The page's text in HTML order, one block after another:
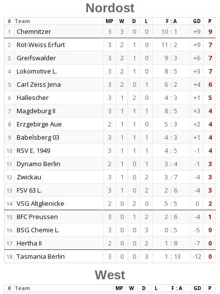
Nordost
# Team MP W D L F : A GD P
1 Chemnitzer 3 3 0 0 10 : 1 +9 9
2 Rot-Weiss Erfurt 3 2 1 0 11 : 2 +9 7
3 Greifswalder 3 2 1 0 9 : 3 +6 7
4 Lokomotive L. 3 2 1 0 8 : 5 +3 7
5 Carl Zeiss Jena 3 2 0 1 6 : 2 +4 6
6 Hallescher 3 1 2 0 4 : 3 +1 5
7 Magdeburg II 3 1 1 1 8 : 5 +3 4
8 Erzgebirge Aue 2 1 1 0 5 : 3 +2 4
9 Babelsberg 03 3 1 1 1 4 : 3 +1 4
10 RSV E. 1949 3 1 1 1 4 : 5 -1 4
11 Dynamo Berlin 2 1 0 1 3 : 4 -1 3
12 Zwickau 3 1 0 2 3 : 7 -4 3
13 FSV 63 L. 3 1 0 2 2 : 6 -4 3
14 VSG Altglienicke 2 0 2 0 5 : 5 0 2
15 BFC Preussen 3 0 1 2 2 : 6 -4 1
16 BSG Chemie L. 3 0 0 3 0 : 5 -5 0
17 Hertha II 2 0 0 2 1 : 8 -7 0
18 Tasmania Berlin 3 0 0 3 1 : 13 -12 0
West
# Team MP W D L F : A GD P